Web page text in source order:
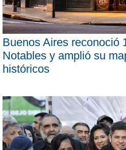
Buenos Aires reconoció
Notables y amplió su
históricos